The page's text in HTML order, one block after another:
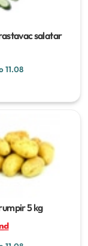
salatar
11.08
5 kg